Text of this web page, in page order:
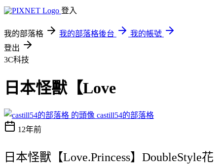
登入
我的部落格 我的部落格後台
我的帳號
登出
3C科技
日本怪獸【Love
castill54的部落格
12年前
日本怪獸【Love.Princess】DoubleStyle花